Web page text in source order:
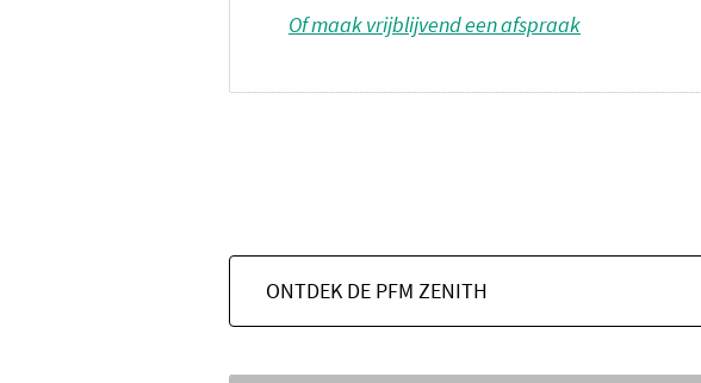
Of maak vrijblijvend een afspraak
ONTDEK DE PFM ZENITH